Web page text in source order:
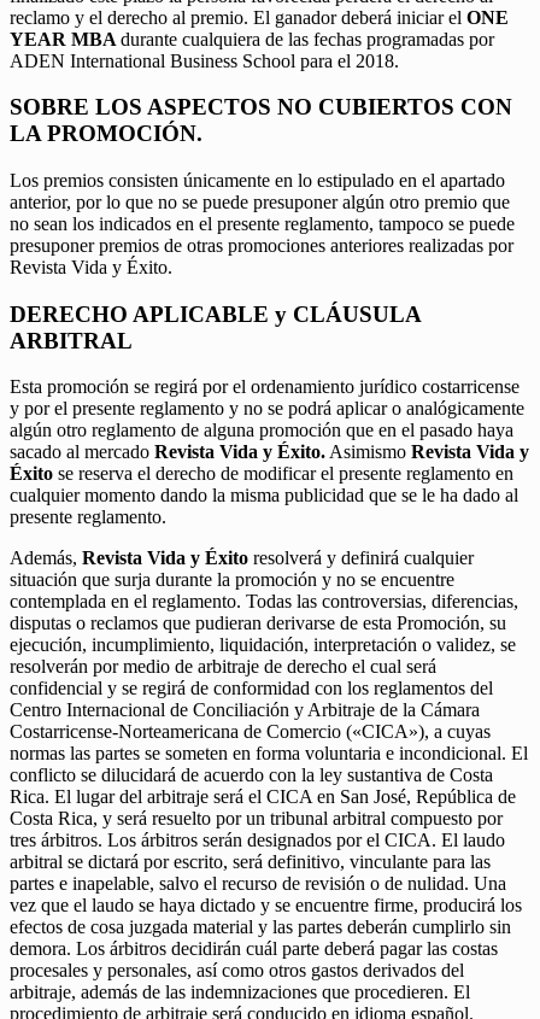
reclamo y el derecho al premio. El ganador deberá iniciar el ONE
YEAR MBA durante cualquiera de las fechas programadas por
ADEN International Business School para el 2018.
SOBRE LOS ASPECTOS NO CUBIERTOS CON
LA PROMOCIÓN.
Los premios consisten únicamente en lo estipulado en el apartado
anterior, por lo que no se puede presuponer algún otro premio que
no sean los indicados en el presente reglamento, tampoco se puede
presuponer premios de otras promociones anteriores realizadas por
Revista Vida y Éxito.
DERECHO APLICABLE y CLÁUSULA
ARBITRAL
Esta promoción se regirá por el ordenamiento jurídico costarricense
y por el presente reglamento y no se podrá aplicar o analógicamente
algún otro reglamento de alguna promoción que en el pasado haya
sacado al mercado Revista Vida y Éxito.Asimismo Revista Vida y
Éxito se reserva el derecho de modificar el presente reglamento en
cualquier momento dando la misma publicidad que se le ha dado al
presente reglamento.
Además, Revista Vida y Éxito resolverá y definirá cualquier
situación que surja durante la promoción y no se encuentre
contemplada en el reglamento. Todas las controversias, diferencias,
disputas o reclamos que pudieran derivarse de esta Promoción, su
ejecución, incumplimiento, liquidación, interpretación o validez, se
resolverán por medio de arbitraje de derecho el cual será
confidencial y se regirá de conformidad con los reglamentos del
Centro Internacional de Conciliación y Arbitraje de la Cámara
Costarricense-Norteamericana de Comercio («CICA»), a cuyas
normas las partes se someten en forma voluntaria e incondicional. El
conflicto se dilucidará de acuerdo con la ley sustantiva de Costa
Rica. El lugar del arbitraje será el CICA en San José, República de
Costa Rica, y será resuelto por un tribunal arbitral compuesto por
tres árbitros. Los árbitros serán designados por el CICA. El laudo
arbitral se dictará por escrito, será definitivo, vinculante para las
partes e inapelable, salvo el recurso de revisión o de nulidad. Una
vez que el laudo se haya dictado y se encuentre firme, producirá los
efectos de cosa juzgada material y las partes deberán cumplirlo sin
demora. Los árbitros decidirán cuál parte deberá pagar las costas
procesales y personales, así como otros gastos derivados del
arbitraje, además de las indemnizaciones que procedieren. El
procedimiento de arbitraje será conducido en idioma español.